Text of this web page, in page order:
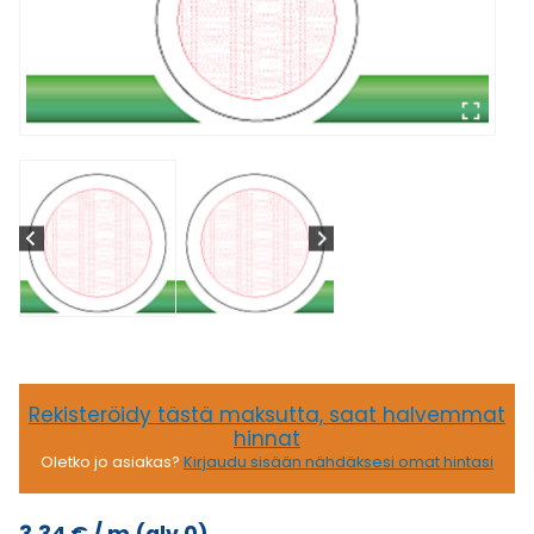
Rekisteröidy tästä maksutta, saat halvemmat
hinnat
Oletko jo asiakas? Kirjaudu sisään nähdäksesi omat hintasi